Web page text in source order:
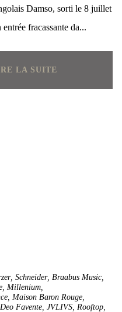
Damso, sorti le 8 juillet
fracassante da...
LA SUITE
, Schneider, Braabus Music,
, Millenium,
, Maison Baron Rouge,
Deo Favente, JVLIVS, Rooftop,